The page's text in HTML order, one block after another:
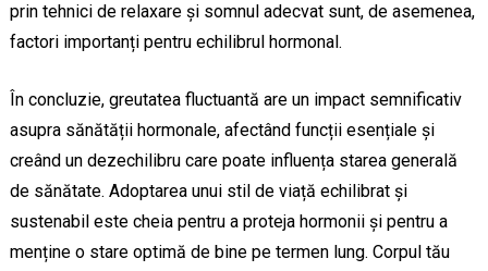
prin tehnici de relaxare și somnul adecvat sunt, de asemenea,
factori importanți pentru echilibrul hormonal.
În concluzie, greutatea fluctuantă are un impact semnificativ
asupra sănătății hormonale, afectând funcții esențiale și
creând un dezechilibru care poate influența starea generală
de sănătate. Adoptarea unui stil de viață echilibrat și
sustenabil este cheia pentru a proteja hormonii și pentru a
menține o stare optimă de bine pe termen lung. Corpul tău